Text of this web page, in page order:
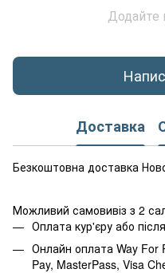
Додайте
Доставка
Безкоштовна доставка
Можливий самовивіз з 2
Оплата кур'єру або
Онлайн оплата Way For
Pay, MasterPass, Visa